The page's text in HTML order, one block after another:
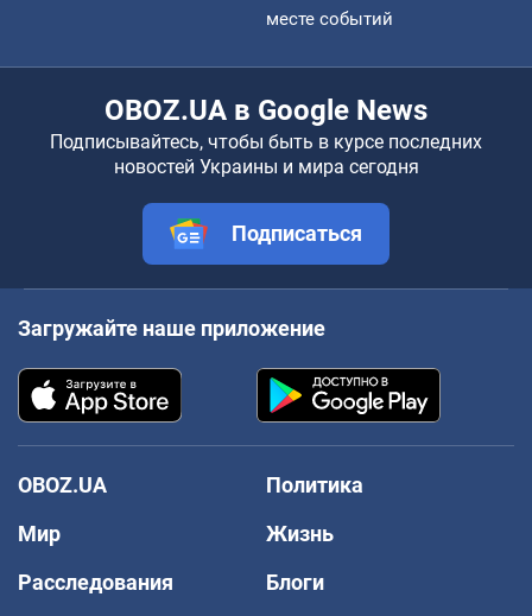
месте событий
OBOZ.UA в Google News
Подписывайтесь, чтобы быть в курсе последних
новостей Украины и мира сегодня
Подписаться
Загружайте наше приложение
OBOZ.UA
Политика
Мир
Жизнь
Расследования
Блоги